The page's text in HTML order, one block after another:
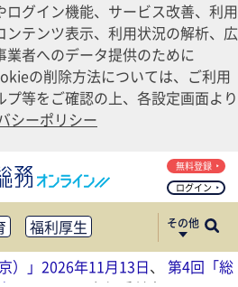
ログイン機能、サービス改善、利用
テンツ表示、利用状況の解析、広
者へのデータ提供のために
の削除方法については、ご利用
等をご確認の上、各設定画面より
シーポリシー
ログイン
無料登録
福利厚生
その他
）」2026年11月13日、 第4回「総